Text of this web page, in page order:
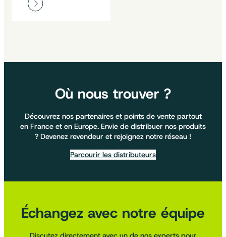
Où nous trouver ?
Découvrez nos partenaires et points de vente partout
en France et en Europe. Envie de distribuer nos produits
? Devenez revendeur et rejoignez notre réseau !
Parcourir les distributeurs
Échangez avec notre équipe